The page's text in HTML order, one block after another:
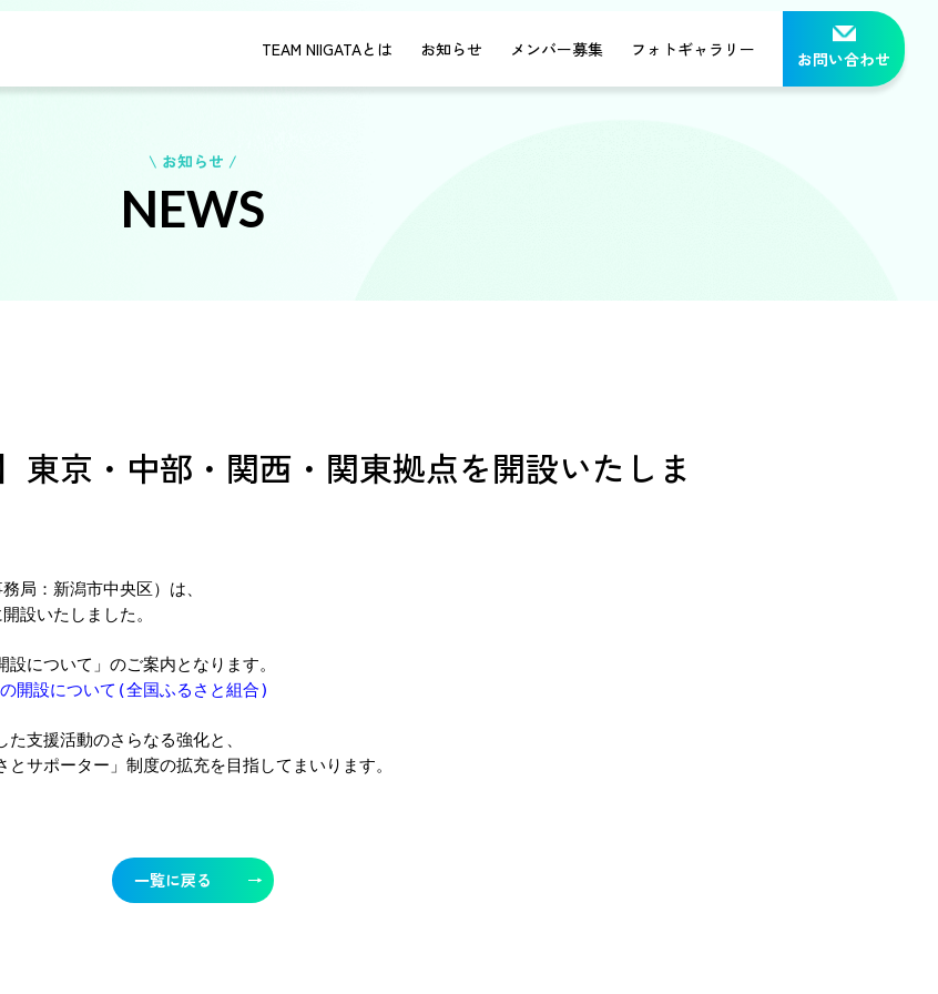
TEAM NIIGATAとは お知らせ メンバー募集 フォトギャラリー お問い合わせ
\ お知らせ /
NEWS
東京・中部・関西・関東拠点を開設いたしま
局：新潟市中央区）は、
設いたしました。
について」のご案内となります。
開設について(全国ふるさと組合)
支援活動のさらなる強化と、
サポーター」制度の拡充を目指してまいります。
一覧に戻る